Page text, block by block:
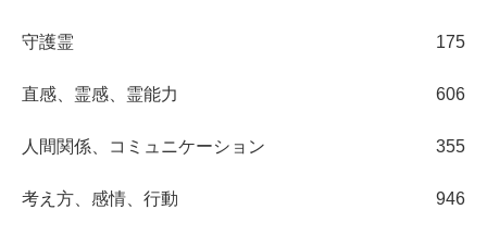
守護霊 175
直感、霊感、霊能力 606
人間関係、コミュニケーション 355
考え方、感情、行動 946